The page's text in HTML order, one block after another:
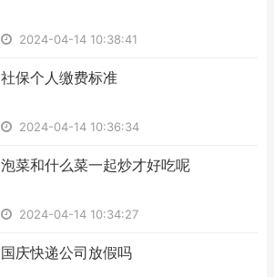
2024-04-14 10:38:41
​社保个人缴费标准
2024-04-14 10:36:34
​泡菜和什么菜一起炒才好吃呢
2024-04-14 10:34:27
​国庆快递公司放假吗